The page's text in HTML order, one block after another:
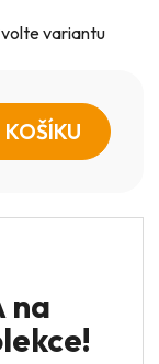
variantu
na